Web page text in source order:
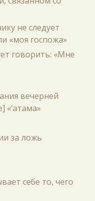
не следует
«моя госпожа»
говорить: «Мне
вечерней
«‘атама»
за ложь
себе то, чего